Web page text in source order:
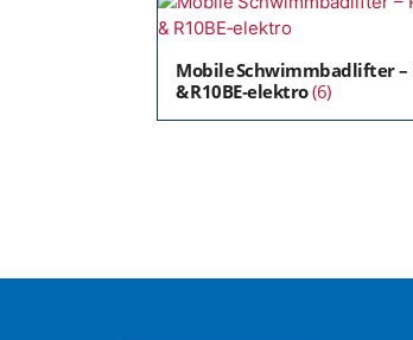
Mobile Schwimmbadlifter –
& R10BE‑elektro(6)